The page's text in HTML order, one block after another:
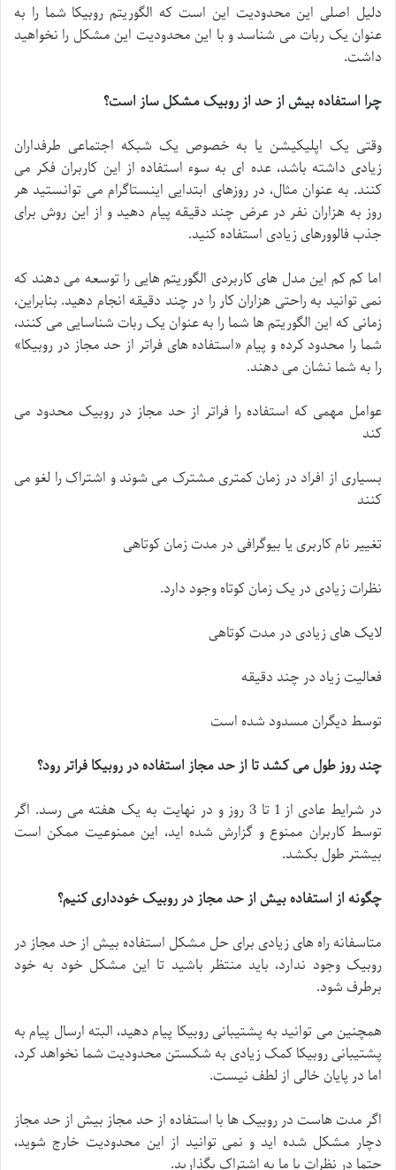
دلیل اصلی این محدودیت این است که الگوریتم روبیکا شما را به
عنوان یک ربات می شناسد و با این محدودیت این مشکل را نخواهید
داشت.
چرا استفاده بیش از حد از روبیک مشکل ساز است؟
وقتی یک اپلیکیشن یا به خصوص یک شبکه اجتماعی طرفداران
زیادی داشته باشد، عده ای به سوء استفاده از این کاربران فکر می
کنند. به عنوان مثال، در روزهای ابتدایی اینستاگرام می توانستید هر
روز به هزاران نفر در عرض چند دقیقه پیام دهید و از این روش برای
جذب فالوورهای زیادی استفاده کنید.
اما کم کم این مدل های کاربردی الگوریتم هایی را توسعه می دهند که
نمی توانید به راحتی هزاران کار را در چند دقیقه انجام دهید. بنابراین،
زمانی که این الگوریتم ها شما را به عنوان یک ربات شناسایی می کنند،
شما را محدود کرده و پیام «استفاده های فراتر از حد مجاز در روبیکا»
را به شما نشان می دهند.
عوامل مهمی که استفاده را فراتر از حد مجاز در روبیک محدود می
کند
بسیاری از افراد در زمان کمتری مشترک می شوند و اشتراک را لغو می
کنند
تغییر نام کاربری یا بیوگرافی در مدت زمان کوتاهی
نظرات زیادی در یک زمان کوتاه وجود دارد.
لایک های زیادی در مدت کوتاهی
فعالیت زیاد در چند دقیقه
توسط دیگران مسدود شده است
چند روز طول می کشد تا از حد مجاز استفاده در روبیکا فراتر رود؟
در شرایط عادی از 1 تا 3 روز و در نهایت به یک هفته می رسد. اگر
توسط کاربران ممنوع و گزارش شده اید، این ممنوعیت ممکن است
بیشتر طول بکشد.
چگونه از استفاده بیش از حد مجاز در روبیک خودداری کنیم؟
متاسفانه راه های زیادی برای حل مشکل استفاده بیش از حد مجاز در
روبیک وجود ندارد، باید منتظر باشید تا این مشکل خود به خود
برطرف شود.
همچنین می توانید به پشتیبانی روبیکا پیام دهید، البته ارسال پیام به
پشتیبانی روبیکا کمک زیادی به شکستن محدودیت شما نخواهد کرد،
اما در پایان خالی از لطف نیست.
اگر مدت هاست در روبیک ها با استفاده از حد مجاز بیش از حد مجاز
دچار مشکل شده اید و نمی توانید از این محدودیت خارج شوید،
حتما در نظرات با ما به اشتراک بگذارید.